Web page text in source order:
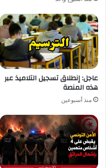
عاجل: إنطلاق تسجيل التلاميذ عبر
هذه المنصة
منذ أسبوعين